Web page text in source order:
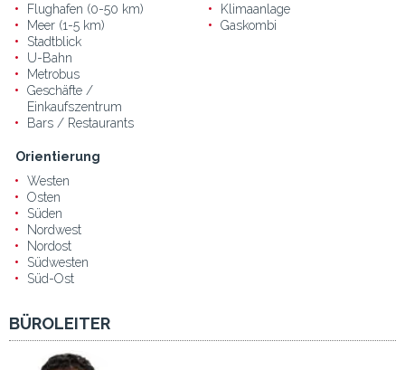
Flughafen (0-50 km)
Meer (1-5 km)
Stadtblick
U-Bahn
Metrobus
Geschäfte /
Einkaufszentrum
Bars / Restaurants
Klimaanlage
Gaskombi
Orientierung
Westen
Osten
Süden
Nordwest
Nordost
Südwesten
Süd-Ost
BÜROLEITER